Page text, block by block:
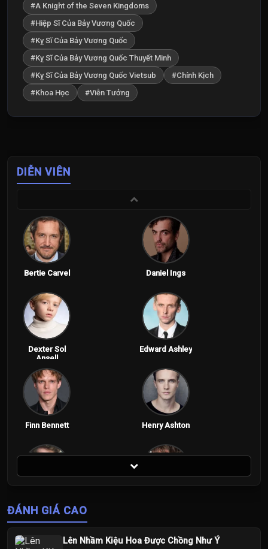
#A Knight of the Seven Kingdoms
#Hiệp Sĩ Của Bảy Vương Quốc
#Kỵ Sĩ Của Bảy Vương Quốc
#Kỵ Sĩ Của Bảy Vương Quốc Thuyết Minh
#Kỵ Sĩ Của Bảy Vương Quốc Vietsub
#Chính Kịch
#Khoa Học
#Viễn Tưởng
DIỄN VIÊN
Bertie Carvel Daniel Ings
Dexter Sol
Ansell
Edward Ashley
Finn Bennett Henry Ashton
ĐÁNH GIÁ CAO
Lên Nhầm Kiệu Hoa Được Chồng Như Ý